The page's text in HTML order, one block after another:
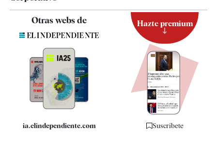
Contacto
Quiénes somos
Especificaciones
Otras webs de
ia.elindependiente.com
Hazte premium
Suscríbete